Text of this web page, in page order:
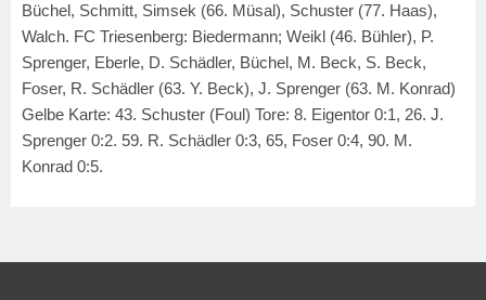
Büchel, Schmitt, Simsek (66. Müsal), Schuster (77. Haas),
Walch. FC Triesenberg: Biedermann; Weikl (46. Bühler), P.
Sprenger, Eberle, D. Schädler, Büchel, M. Beck, S. Beck,
Foser, R. Schädler (63. Y. Beck), J. Sprenger (63. M. Konrad)
Gelbe Karte: 43. Schuster (Foul) Tore: 8. Eigentor 0:1, 26. J.
Sprenger 0:2. 59. R. Schädler 0:3, 65, Foser 0:4, 90. M.
Konrad 0:5.